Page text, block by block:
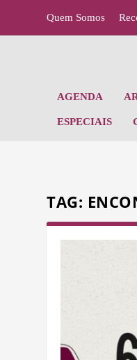
Quem Somos
AGENDA
ESPECIAIS
TAG: